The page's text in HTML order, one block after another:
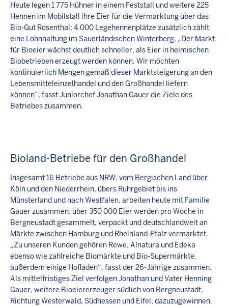
Heute legen 1 775 Hühner in einem Feststall und weitere 225
Hennen im Mobilstall ihre Eier für die Vermarktung über das
Bio-Gut Rosenthal; 4 000 Legehennenplätze zusätzlich zählt
eine Lohnhaltung im Sauerländischen Winterberg. „Der Markt
für Bioeier wächst deutlich schneller, als Eier in heimischen
Biobetrieben erzeugt werden können. Wir möchten
kontinuierlich Mengen gemäß dieser Marktsteigerung an den
Lebensmitteleinzelhandel und den Großhandel liefern
können“, fasst Juniorchef Jonathan Gauer die Ziele des
Betriebes zusammen.
Bioland-Betriebe für den Großhandel
Insgesamt 16 Betriebe aus NRW, vom Bergischen Land über
Köln und den Niederrhein, übers Ruhrgebiet bis ins
Münsterland und nach Westfalen, arbeiten heute mit Familie
Gauer zusammen, über 350 000 Eier werden pro Woche in
Bergneustadt gesammelt, verpackt und deutschlandweit an
Märkte zwischen Hamburg und Rheinland-Pfalz vermarktet.
„Zu unseren Kunden gehören Rewe, Alnatura und Edeka
ebenso wie zahlreiche Biomärkte und Bio-Supermärkte,
außerdem einige Hofläden“, fasst der 26-Jährige zusammen.
Als mittelfristiges Ziel verfolgen Jonathan und Vater Henning
Gauer, weitere Bioeiererzeuger südlich von Bergneustadt,
Richtung Westerwald, Südhessen und Eifel, dazuzugewinnen.